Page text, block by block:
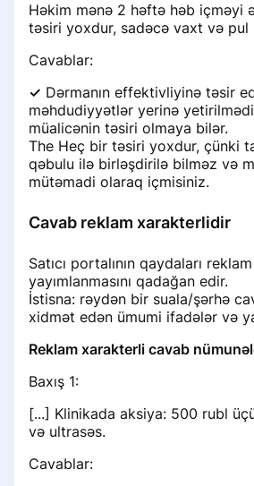
Həkim mənə 2 həftə həb içməyi
təsiri yoxdur, sadəcə vaxt və
Cavablar:
✓ Dərmanın effektivliyinə təsir
məhdudiyyətlər yerinə
müalicənin təsiri olmaya bilər.
The Heç bir təsiri yoxdur, çünki
qəbulu ilə birləşdirilə bilməz və
mütəmadi olaraq içmisiniz.
Cavab reklam xarakterlidir
Satıcı portalının qaydaları
yayımlanmasını qadağan edir.
İstisna: rəydən bir suala/şərhə
xidmət edən ümumi ifadələr və
Reklam xarakterli cavab
Baxış 1:
[...] Klinikada aksiya: 500 rubl
və ultrasəs.
Cavablar: